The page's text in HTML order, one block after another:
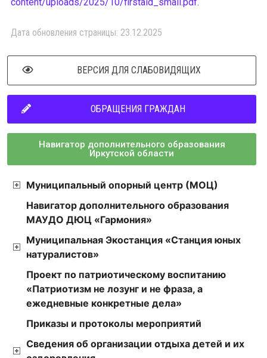
Дата обновления страницы: 23.12.2025
ВЕРСИЯ ДЛЯ СЛАБОВИДЯЩИХ
ОБРАЩЕНИЯ ГРАЖДАН
Навигатор дополнительного образования
Иркутской области
Муниципальный опорный центр (МОЦ)
Навигатор дополнительного образования
МАУДО ДЮЦ «Гармония»
Муниципальная Экостанция «Станция юных
натуралистов»
Проект по патриотическому воспитанию
«Патриотизм не лозунг и не фраза, а
ежедневные конкретные дела»
Приказы и протоколы мероприятий
Сведения об организации отдыха детей и их